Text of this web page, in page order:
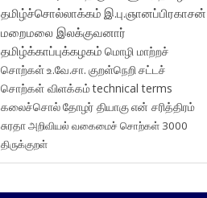
தமிழ்ச்சொல்லாக்கம் இ.பு.ஞானப்பிரகாசன்
மறைமலை இலக்குவனார்
தமிழ்க்காப்புக்கழகம் மொழி மாற்றச்
சொற்கள்உ.வே.சா. குறள்நெறி சட்டச்
சொற்கள் விளக்கம்technical terms
கலைச்சொல்தோழர் தியாகுஎன் சரித்திரம்
சுரதாஅறிவியல் வகைமைச் சொற்கள் 3000
திருக்குறள்